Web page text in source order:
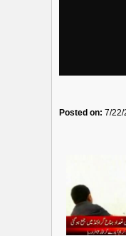
Posted on: 7/22/